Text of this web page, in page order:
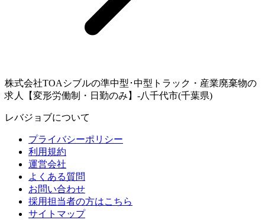
株式会社TOAシブルの準中型･中型トラック・産業廃棄物の
求人【変形労働制・日勤のみ】-八千代市(千葉県)
レバジョブについて
プライバシーポリシー
利用規約
運営会社
よくある質問
お問い合わせ
採用担当者の方はこちら
サイトマップ